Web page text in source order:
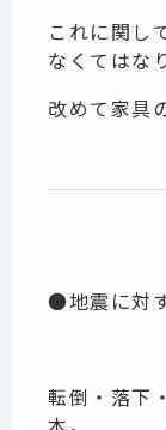
これに関し
なくてはな
改めて家具
●地震に対
転倒・落下